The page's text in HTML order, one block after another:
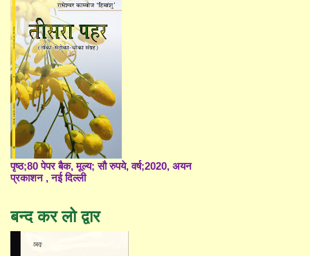
पृष्ठ;80 पेपर बैक, मूल्य; सौ रुपये, वर्ष;2020, अयन
प्रकाशन , नई दिल्ली
बन्द कर लो द्वार